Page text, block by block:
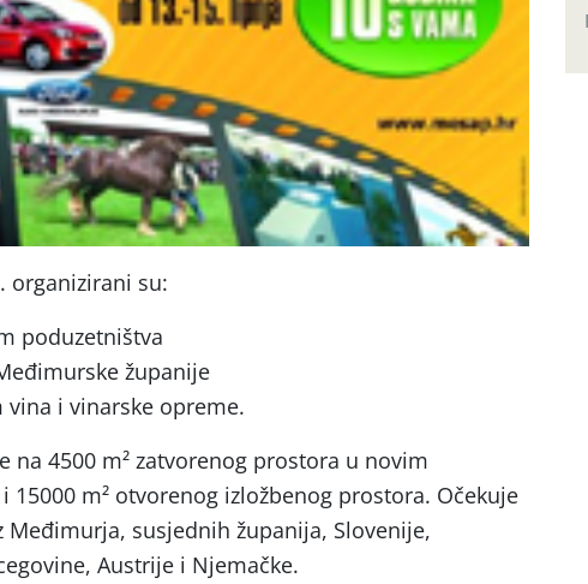
organizirani su:
poduzetništva
županije
i vinarske opreme.
na 4500 m² zatvorenog prostora u novim
15000 m² otvorenog izložbenog prostora. Očekuje
Međimurja, susjednih županija, Slovenije,
Austrije i Njemačke.